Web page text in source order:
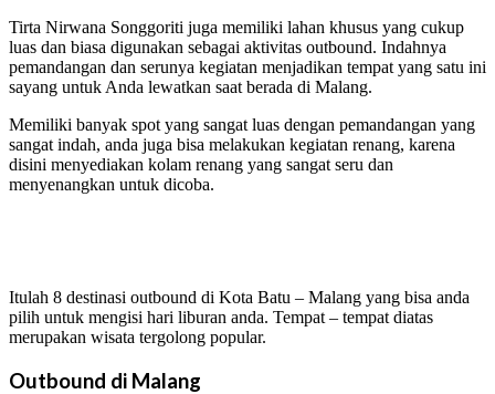
Tirta Nirwana Songgoriti juga memiliki lahan khusus yang cukup
luas dan biasa digunakan sebagai aktivitas outbound. Indahnya
pemandangan dan serunya kegiatan menjadikan tempat yang satu ini
sayang untuk Anda lewatkan saat berada di Malang.
Memiliki banyak spot yang sangat luas dengan pemandangan yang
sangat indah, anda juga bisa melakukan kegiatan renang, karena
disini menyediakan kolam renang yang sangat seru dan
menyenangkan untuk dicoba.
Itulah 8 destinasi outbound di Kota Batu – Malang yang bisa anda
pilih untuk mengisi hari liburan anda. Tempat – tempat diatas
merupakan wisata tergolong popular.
Outbound di Malang